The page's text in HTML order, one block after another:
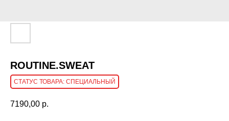
ROUTINE.SWEAT
СПЕЦИАЛЬНЫЙ
7190,00 р.